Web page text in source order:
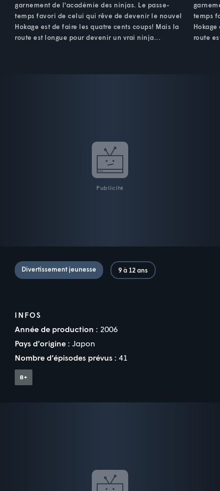
garnement de l'académie des ninjas. Le passe-
temps favori de celui qui rêve de devenir le nouvel
Hokage est de faire les quatre cents coups! Mais la
route est longue pour devenir un vrai ninja...
temps
route
Publicité
Divertissement jeunesse 9 à 12 ans
INFOS
Année de production : 2006
Pays d’origine : Japon
Nombre d’épisodes prévus : 41